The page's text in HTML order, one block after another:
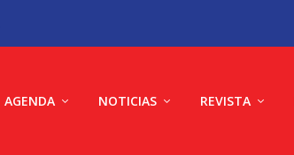
AGENDA NOTICIAS REVISTA